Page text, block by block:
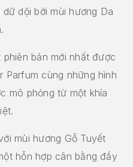
dội bởi mùi hương Da
bản mới nhất được
Parfum cùng những hình
mô phỏng từ một khía
mùi hương Gỗ Tuyết
hỗn hợp cân bằng đầy